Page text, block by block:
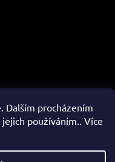
Dalším procházením
používáním.. Více